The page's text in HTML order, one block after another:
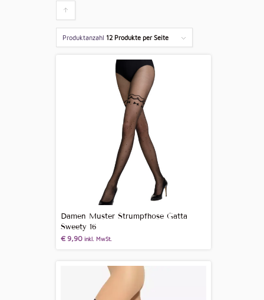
um
die
Produktanzahl 12 Produkte per Seite
Damen Muster Strumpfhose Gatta
Sweety 16
€9,90 inkl. MwSt.